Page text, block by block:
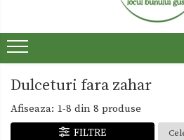
Dulceturi fara zahar
Dulciuri de casa
Gemuri
Dulceturi fara zahar
Afiseaza: 1-8 din 8 produse
FILTRE